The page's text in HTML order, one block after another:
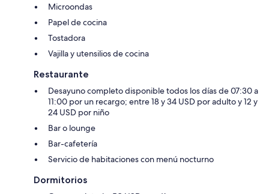
Microondas
Papel de cocina
Tostadora
Vajilla y utensilios de cocina
Restaurante
Desayuno completo disponible todos los días de 07:30 a
11:00 por un recargo; entre 18 y 34 USD por adulto y 12 y
24 USD por niño
Bar o lounge
Bar-cafetería
Servicio de habitaciones con menú nocturno
Dormitorios